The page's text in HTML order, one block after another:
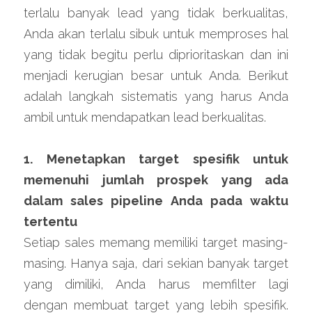
terlalu banyak lead yang tidak berkualitas,
Anda akan terlalu sibuk untuk memproses hal
yang tidak begitu perlu diprioritaskan dan ini
menjadi kerugian besar untuk Anda. Berikut
adalah langkah sistematis yang harus Anda
ambil untuk mendapatkan lead berkualitas.
1. Menetapkan target spesifik untuk
memenuhi jumlah prospek yang ada
dalam sales pipeline Anda pada waktu
tertentu
Setiap sales memang memiliki target masing-
masing. Hanya saja, dari sekian banyak target
yang dimiliki, Anda harus memfilter lagi
dengan membuat target yang lebih spesifik.